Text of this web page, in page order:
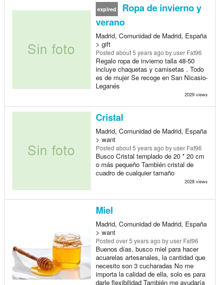
expired
Ropa de invierno y
verano
Madrid, Comunidad de Madrid, España
> gift
Posted about 5 years ago by user Fat96
Regalo ropa de invierno talla 48-50
incluye chaquetas y camisetas . Todo
es de mujer Se recoge en San Nicasio-
Leganés
2029 views
Cristal
Madrid, Comunidad de Madrid, España
> want
Posted about 5 years ago by user Fat96
Busco Cristal templado de 20 * 20 cm
o más pequeño También cristal de
cuadro de cualquier tamaño
2028 views
Miel
Madrid, Comunidad de Madrid, España
> want
Posted over 5 years ago by user Fat96
Buenos días, busco miel para hacer
acuarelas artesanales, la cantidad que
necesito son 3 cucharadas No me
importa la calidad de ella, solo es para
darle flexibilidad También me ayudaría